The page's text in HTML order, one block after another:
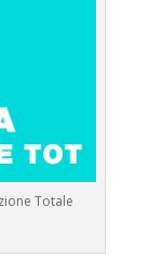
Totale